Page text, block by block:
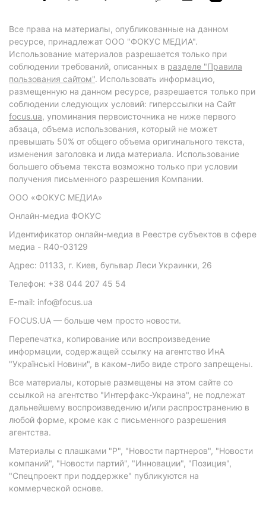
Все права на материалы, опубликованные на данном
ресурсе, принадлежат ООО "ФОКУС МЕДИА".
Использование материалов разрешается только при
соблюдении требований, описанных в разделе "Правила
пользования сайтом". Использовать информацию,
размещенную на данном ресурсе, разрешается только при
соблюдении следующих условий: гиперссылки на Сайт
focus.ua, упоминания первоисточника не ниже первого
абзаца, объема использования, который не может
превышать 50% от общего объема оригинального текста,
изменения заголовка и лида материала. Использование
большего объема текста возможно только при условии
получения письменного разрешения Компании.
ООО «ФОКУС МЕДИА»
Онлайн-медиа ФОКУС
Идентификатор онлайн-медиа в Реестре субъектов в сфере
медиа - R40-03129
Адрес: 01133, г. Киев, бульвар Леси Украинки, 26
Телефон: +38 044 207 45 54
E-mail: info@focus.ua
FOCUS.UA — больше чем просто новости.
Перепечатка, копирование или воспроизведение
информации, содержащей ссылку на агентство ИнА
"Українські Новини", в каком-либо виде строго запрещены.
Все материалы, которые размещены на этом сайте со
ссылкой на агентство "Интерфакс-Украина", не подлежат
дальнейшему воспроизведению и/или распространению в
любой форме, кроме как с письменного разрешения
агентства.
Материалы с плашками "Р", "Новости партнеров", "Новости
компаний", "Новости партий", "Инновации", "Позиция",
"Спецпроект при поддержке" публикуются на
коммерческой основе.